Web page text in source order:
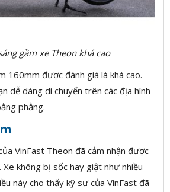
gầm xe Theon khá cao
160mm được đánh giá là khá cao.
dễ dàng di chuyển trên các địa hình
phẳng.
VinFast Theon đã cảm nhận được
không bị sốc hay giật như nhiều
này cho thấy kỹ sư của VinFast đã